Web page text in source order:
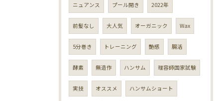
ニュアンス プール開き 2022年
前髪なし 大人気 オーガニック Wax
5分巻き トレーニング 艶感 腸活
酵素 無造作 ハンサム 理容師国家試験
実技 オススメ ハンサムショート